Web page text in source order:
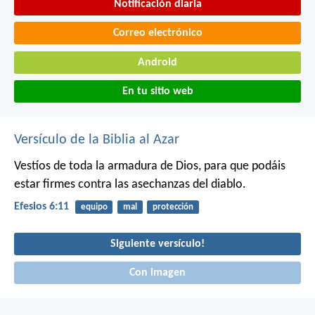
Notificación diaria
Correo electrónico
Android
En tu sitio web
Versículo de la Biblia al Azar
Vestíos de toda la armadura de Dios, para que podáis
estar firmes contra las asechanzas del diablo.
Efesios 6:11 equipo mal protección
Siguiente versículo!
Con imagen